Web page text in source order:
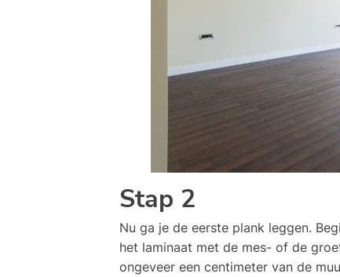
Stap 2
Nu ga je de eerste plank leggen.
het laminaat met de mes- of de
ongeveer een centimeter van de